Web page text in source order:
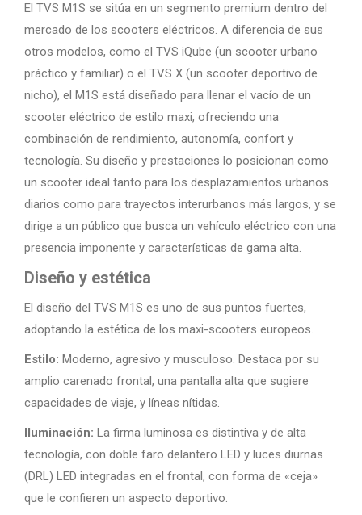
El TVS M1S se sitúa en un segmento premium dentro del
mercado de los scooters eléctricos. A diferencia de sus
otros modelos, como el TVS iQube (un scooter urbano
práctico y familiar) o el TVS X (un scooter deportivo de
nicho), el M1S está diseñado para llenar el vacío de un
scooter eléctrico de estilo maxi, ofreciendo una
combinación de rendimiento, autonomía, confort y
tecnología. Su diseño y prestaciones lo posicionan como
un scooter ideal tanto para los desplazamientos urbanos
diarios como para trayectos interurbanos más largos, y se
dirige a un público que busca un vehículo eléctrico con una
presencia imponente y características de gama alta.
Diseño y estética
El diseño del TVS M1S es uno de sus puntos fuertes,
adoptando la estética de los maxi-scooters europeos.
Estilo: Moderno, agresivo y musculoso. Destaca por su
amplio carenado frontal, una pantalla alta que sugiere
capacidades de viaje, y líneas nítidas.
Iluminación: La firma luminosa es distintiva y de alta
tecnología, con doble faro delantero LED y luces diurnas
(DRL) LED integradas en el frontal, con forma de «ceja»
que le confieren un aspecto deportivo.